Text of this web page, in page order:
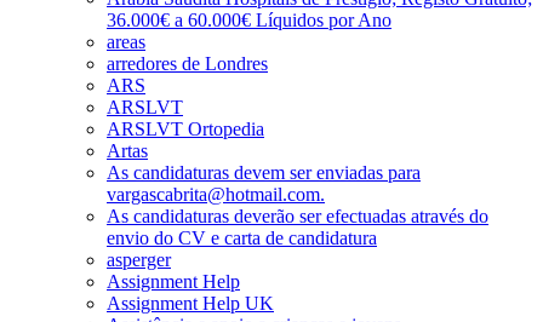
36.000€ a 60.000€ Líquidos por Ano
areas
arredores de Londres
ARS
ARSLVT
ARSLVT Ortopedia
Artas
As candidaturas devem ser enviadas para
vargascabrita@hotmail.com.
As candidaturas deverão ser efectuadas através do
envio do CV e carta de candidatura
asperger
Assignment Help
Assignment Help UK